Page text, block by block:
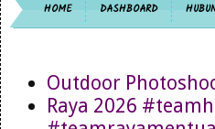
HOME DASHBOARD
Outdoor
Raya 2026